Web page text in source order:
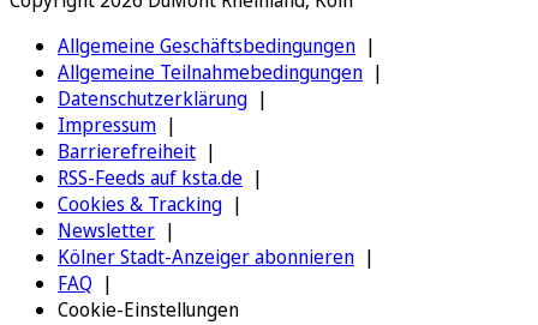
Allgemeine Geschäftsbedingungen
Allgemeine Teilnahmebedingungen
Datenschutzerklärung
Impressum
Barrierefreiheit
RSS-Feeds auf ksta.de
Cookies & Tracking
Newsletter
Kölner Stadt-Anzeiger abonnieren
FAQ
Cookie-Einstellungen